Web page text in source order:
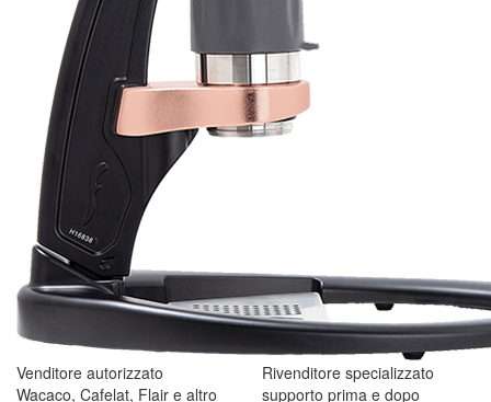
Venditore autorizzato
Wacaco, Cafelat, Flair e altro
Rivenditore specializzato
supporto prima e dopo